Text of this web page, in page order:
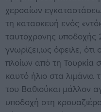
χερσαίων
τη κατασκευή ενός
ταυτόχρονης υποδοχής
γνωρίζει,ως όφειλε, ότι
πλοίων από τη Τουρκία
καυτό ήλιο στα λιμάνια
του Βαθιούκαι μάλλον
υποδοχή στη